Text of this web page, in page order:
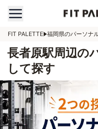
FIT PALETTE 福岡県のパーソナ
長者原駅周辺の
して探す